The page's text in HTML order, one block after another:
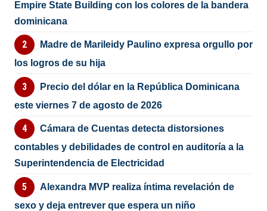
Empire State Building con los colores de la bandera
dominicana
Madre de Marileidy Paulino expresa orgullo por
los logros de su hija
Precio del dólar en la República Dominicana
este viernes 7 de agosto de 2026
Cámara de Cuentas detecta distorsiones
contables y debilidades de control en auditoría a la
Superintendencia de Electricidad
Alexandra MVP realiza íntima revelación de
sexo y deja entrever que espera un niño